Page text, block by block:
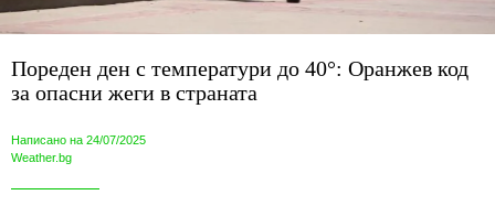
Пореден ден с температури до 40°: Оранжев код
за опасни жеги в страната
Написано на 24/07/2025
Weather.bg